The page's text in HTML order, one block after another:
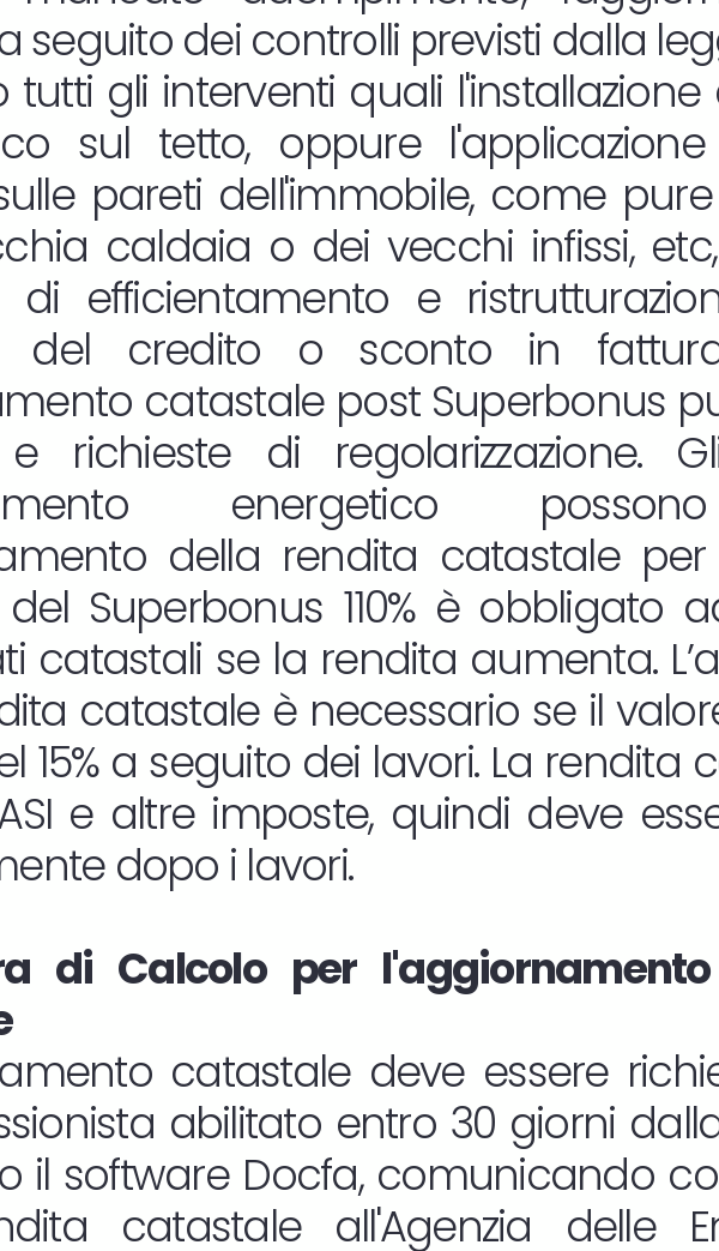
seguito dei controlli previsti dalla
tutti gli interventi quali
sul tetto, oppure
pareti dell'immobile, come
caldaia o dei vecchi infissi,
di efficientamento e
del credito o sconto in
catastale post Superbonus
e richieste di regolarizzazione.
energetico
della rendita catastale
Superbonus 110% è obbligato
catastali se la rendita aumenta.
catastale è necessario se il
15% a seguito dei lavori. La rendita
e altre imposte, quindi deve
dopo i lavori.
di Calcolo per
catastale deve essere
abilitato entro 30 giorni
il software Docfa, comunicando
catastale all'Agenzia delle